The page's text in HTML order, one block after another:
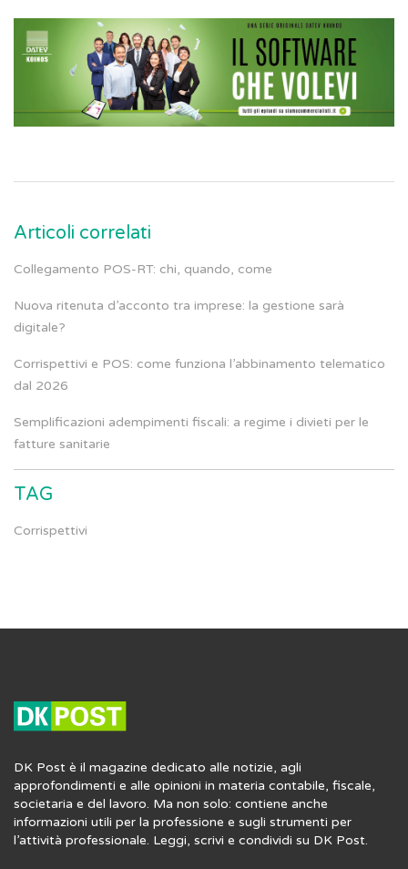
Articoli correlati
Collegamento POS-RT: chi, quando, come
Nuova ritenuta d’acconto tra imprese: la gestione sarà
digitale?
Corrispettivi e POS: come funziona l’abbinamento telematico
dal 2026
Semplificazioni adempimenti fiscali: a regime i divieti per le
fatture sanitarie
TAG
Corrispettivi
DK Post è il magazine dedicato alle notizie, agli
approfondimenti e alle opinioni in materia contabile, fiscale,
societaria e del lavoro. Ma non solo: contiene anche
informazioni utili per la professione e sugli strumenti per
l’attività professionale. Leggi, scrivi e condividi su DK Post.